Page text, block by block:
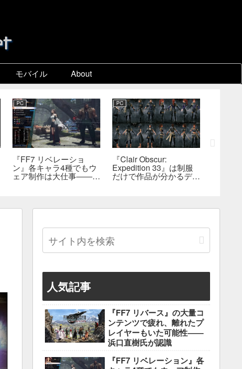
モバイル About
PC
『FF7 リベレーショ
ン』各キャラ4種でもウ
ェア制作は大仕事――浜
PC
『Clair Obscur:
Expedition 33』は制服
だけで作品が分かるデザ
造形が影響
人気記事
『FF7 リバース』の大量コ
ンテンツで疲れ、離れたプ
レイヤーもいた可能性――
浜口直樹氏が認識
『FF7 リベレーション』各